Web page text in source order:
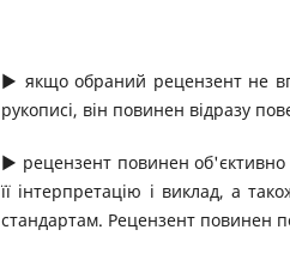
▶ якщо обраний рецензент не
рукописі, він повинен відразу
▶ рецензент повинен об'єктивно
її інтерпретацію і виклад, а
стандартам. Рецензент повинен